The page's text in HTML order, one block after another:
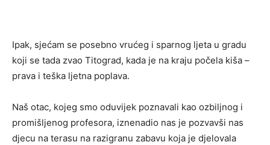
Ipak, sjećam se posebno vrućeg i sparnog ljeta u gradu
koji se tada zvao Titograd, kada je na kraju počela kiša –
prava i teška ljetna poplava.
Naš otac, kojeg smo oduvijek poznavali kao ozbiljnog i
promišljenog profesora, iznenadio nas je pozvavši nas
djecu na terasu na razigranu zabavu koja je djelovala